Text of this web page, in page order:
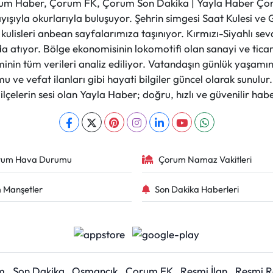
Haber, Çorum FK, Çorum Son Dakika | Yayla Haber
okurlarıyla buluşuyor. Şehrin simgesi Saat Kulesi
anbean sayfalarımıza taşınıyor. Kırmızı-Siyahlı
Bölge ekonomisinin lokomotifi olan sanayi ve
tüm verileri analiz ediliyor. Vatandaşın günlük
ve vefat ilanları gibi hayati bilgiler güncel olarak
sesi olan Yayla Haber; doğru, hızlı ve güvenilir
Hava Durumu Çorum Namaz Vakitleri
Manşetler Son Dakika Haberleri